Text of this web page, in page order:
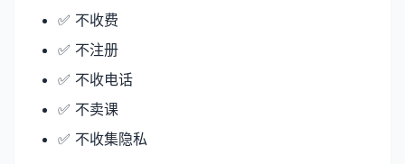
✅ 不收费
✅ 不注册
✅ 不收电话
✅ 不卖课
✅ 不收集隐私